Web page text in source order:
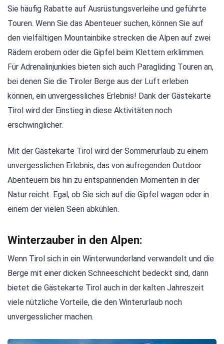
Sie häufig Rabatte auf Ausrüstungsverleihe und geführte
Touren. Wenn Sie das Abenteuer suchen, können Sie auf
den vielfältigen Mountainbike strecken die Alpen auf zwei
Rädern erobern oder die Gipfel beim Klettern erklimmen.
Für Adrenalinjunkies bieten sich auch Paragliding Touren an,
bei denen Sie die Tiroler Berge aus der Luft erleben
können, ein unvergessliches Erlebnis! Dank der Gästekarte
Tirol wird der Einstieg in diese Aktivitäten noch
erschwinglicher.
Mit der Gästekarte Tirol wird der Sommerurlaub zu einem
unvergesslichen Erlebnis, das von aufregenden Outdoor
Abenteuern bis hin zu entspannenden Momenten in der
Natur reicht. Egal, ob Sie sich auf die Gipfel wagen oder in
einem der vielen Seen abkühlen.
Winterzauber in den Alpen:
Wenn Tirol sich in ein Winterwunderland verwandelt und die
Berge mit einer dicken Schneeschicht bedeckt sind, dann
bietet die Gästekarte Tirol auch in der kalten Jahreszeit
viele nützliche Vorteile, die den Winterurlaub noch
unvergesslicher machen.